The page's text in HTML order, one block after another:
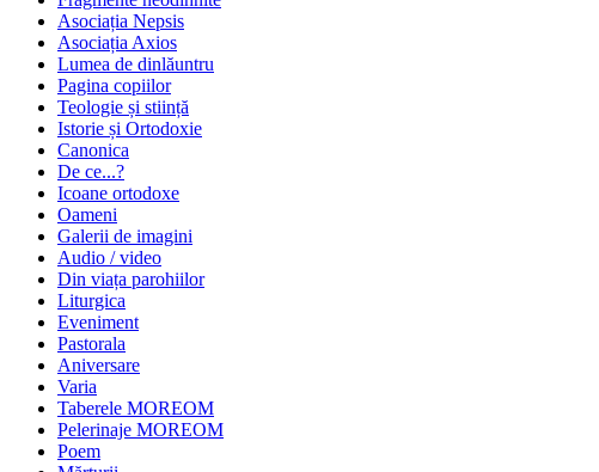
Asociația Nepsis
Asociația Axios
Lumea de dinlăuntru
Pagina copiilor
Teologie și stiință
Istorie și Ortodoxie
Canonica
De ce...?
Icoane ortodoxe
Oameni
Galerii de imagini
Audio / video
Din viața parohiilor
Liturgica
Eveniment
Pastorala
Aniversare
Varia
Taberele MOREOM
Pelerinaje MOREOM
Poem